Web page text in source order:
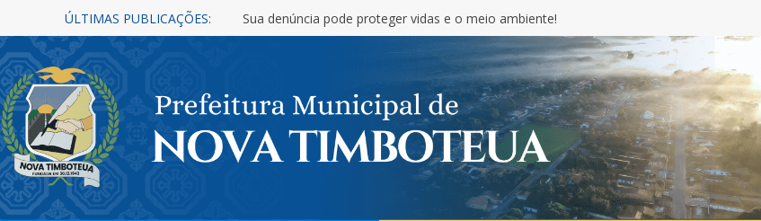
ÚLTIMAS PUBLICAÇÕES: Sua denúncia pode proteger vidas e o meio ambiente!